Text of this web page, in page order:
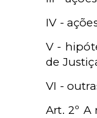
IV -
V -
de
VI -
Art. 2º A